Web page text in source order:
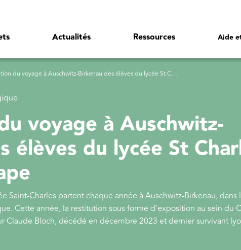
Actualités Ressources Aide
du voyage à Auschwitz-Birkenau des élèves du lycée St Charles de Rillieux-la-Pape
voyage à Auschwitz-
élèves du lycée St
Saint-Charles partent chaque année à Auschwitz-Birkenau, dans
Cette année, la restitution sous forme d'exposition au sein du
Claude Bloch, décédé en décembre 2023 et dernier survivant